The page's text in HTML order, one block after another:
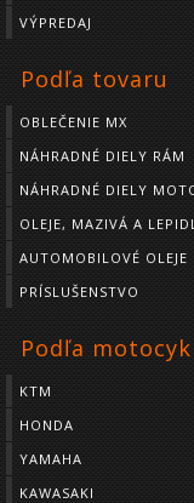
VÝPREDAJ
Podľa tovaru
OBLEČENIE MX
NÁHRADNÉ DIELY RÁM
NÁHRADNÉ DIELY
OLEJE, MAZIVÁ A
AUTOMOBILOVÉ OLEJE
PRÍSLUŠENSTVO
Podľa
KTM
HONDA
YAMAHA
KAWASAKI